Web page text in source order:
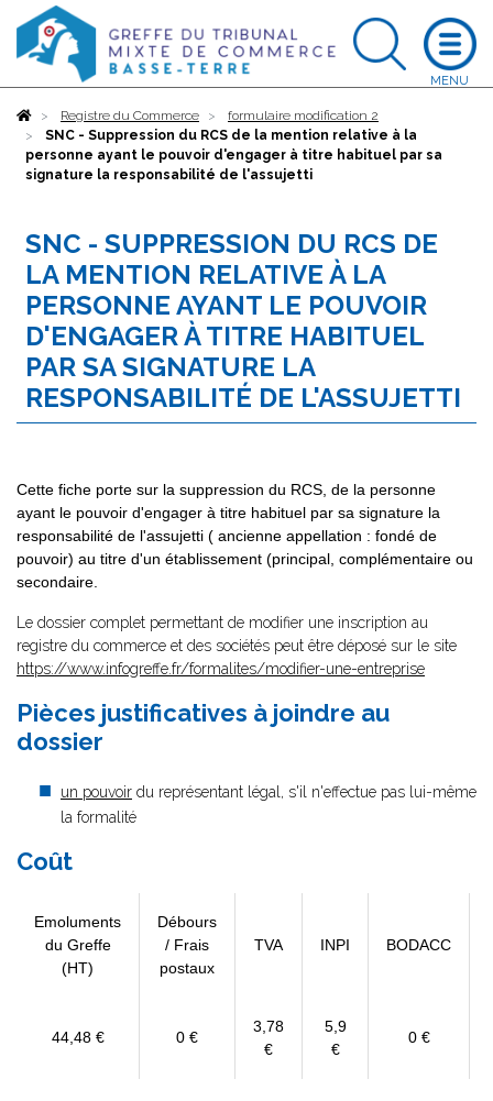
AccueilRegistre du Commerce
formulaire modification 2
SNC - Suppression du RCS de la mention relative à la
personne ayant le pouvoir d'engager à titre habituel par sa
signature la responsabilité de l'assujetti
SNC - SUPPRESSION DU RCS DE
LA MENTION RELATIVE À LA
PERSONNE AYANT LE POUVOIR
D'ENGAGER À TITRE HABITUEL
PAR SA SIGNATURE LA
RESPONSABILITÉ DE L'ASSUJETTI
Cette fiche porte sur la suppression du RCS, de la personne
ayant le pouvoir d'engager à titre habituel par sa signature la
responsabilité de l'assujetti ( ancienne appellation : fondé de
pouvoir) au titre d'un établissement (principal, complémentaire ou
secondaire.
Le dossier complet permettant de modifier une inscription au
registre du commerce et des sociétés peut être déposé sur le site
https://www.infogreffe.fr/formalites/modifier-une-entreprise
Pièces justificatives à joindre au
dossier
un pouvoir du représentant légal, s'il n'effectue pas lui-même
la formalité
Coût
Emoluments
du Greffe
(HT)
Débours
/ Frais
postaux
TVA INPI BODACC
44,48 € 0 €
3,78
€
5,9
€
0 €